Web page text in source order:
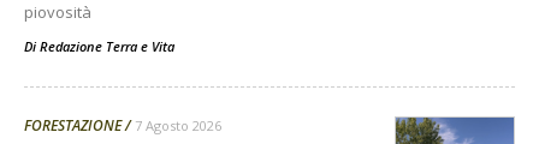
piovosità
Di Redazione Terra e Vita
FORESTAZIONE 7 Agosto 2026